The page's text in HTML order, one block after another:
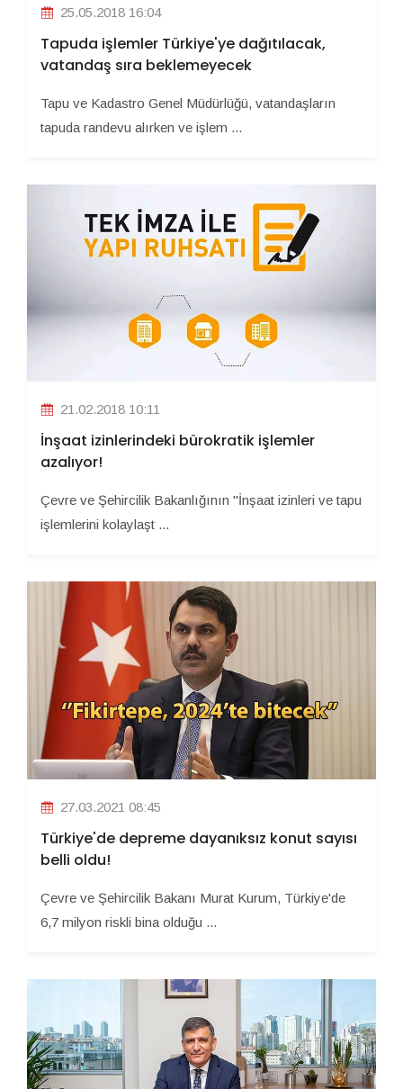
25.05.2018 16:04
Tapuda işlemler Türkiye'ye dağıtılacak,
vatandaş sıra beklemeyecek
Tapu ve Kadastro Genel Müdürlüğü, vatandaşların
tapuda randevu alırken ve işlem ...
21.02.2018 10:11
İnşaat izinlerindeki bürokratik işlemler
azalıyor!
Çevre ve Şehircilik Bakanlığının ''İnşaat izinleri ve tapu
işlemlerini kolaylaşt ...
27.03.2021 08:45
Türkiye'de depreme dayanıksız konut sayısı
belli oldu!
Çevre ve Şehircilik Bakanı Murat Kurum, Türkiye'de
6,7 milyon riskli bina olduğu ...